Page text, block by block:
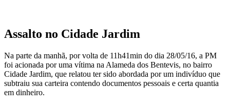
Assalto no Cidade Jardim
Na parte da manhã, por volta de 11h41min do dia 28/05/16, a PM
foi acionada por uma vítima na Alameda dos Bentevis, no bairro
Cidade Jardim, que relatou ter sido abordada por um indivíduo que
subtraiu sua carteira contendo documentos pessoais e certa quantia
em dinheiro.